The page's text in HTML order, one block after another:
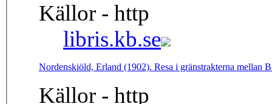
Källor - http
libris.kb.se
Nordenskiöld, Erland (1902). Resa i gränstrakterna mellan
Källor - http